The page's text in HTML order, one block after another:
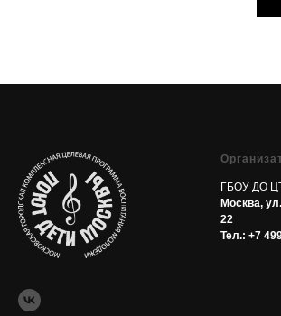
ГБОУ ДО
Москва,
22
Тел.: +7